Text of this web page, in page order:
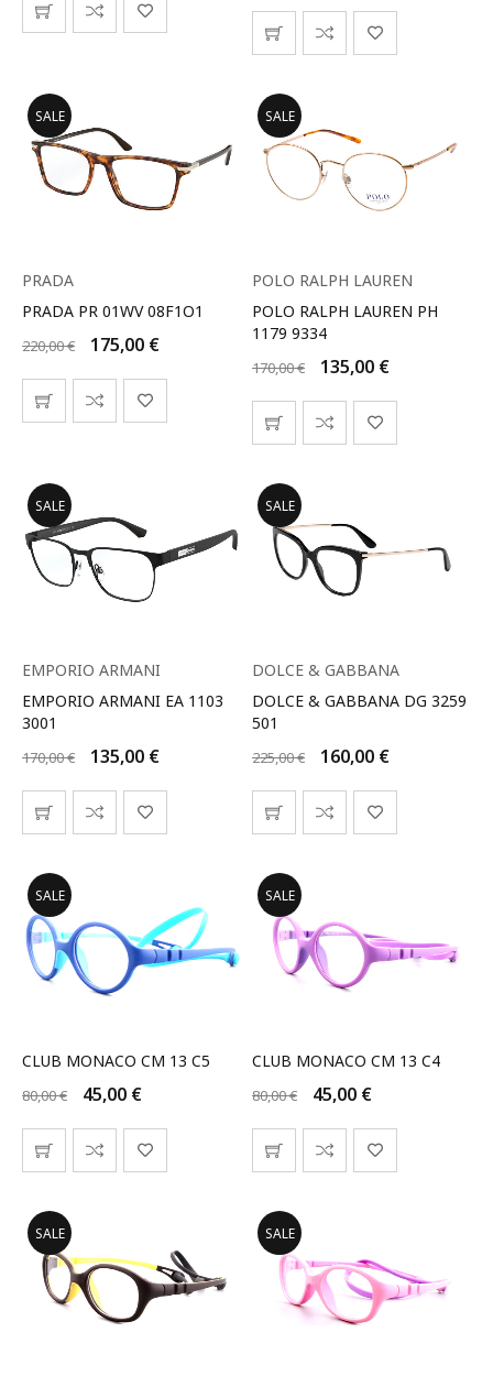
SALE
PRADA
PRADA PR 01WV 08F1O1
220,00€ 175,00 €
SALE
POLO RALPH LAUREN
POLO RALPH LAUREN PH
1179 9334
170,00€ 135,00 €
SALE
EMPORIO ARMANI
EMPORIO ARMANI EA 1103
3001
170,00€ 135,00 €
SALE
DOLCE & GABBANA
DOLCE & GABBANA DG 3259
501
225,00€ 160,00 €
SALE
CLUB MONACO CM 13 C5
80,00€ 45,00 €
SALE
CLUB MONACO CM 13 C4
80,00€ 45,00 €
SALE SALE